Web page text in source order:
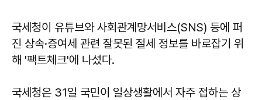
국세청이 유튜브와 사회관계망서비스(SNS) 등에 퍼
진 상속·증여세 관련 잘못된 절세 정보를 바로잡기 위
해 '팩트체크'에 나섰다.
국세청은 31일 국민이 일상생활에서 자주 접하는 상